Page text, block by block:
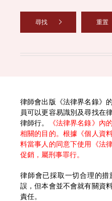
尋找 重置
律師會出版《法律界名錄》
員可以更容易識別及尋找在
律師行。
《法律界名錄》內
相關的目的。根據《個人資
料當事人的同意下使用《法
促銷，屬刑事罪行。
律師會已採取一切合理的
誤，但本會並不會就有關資
責任。